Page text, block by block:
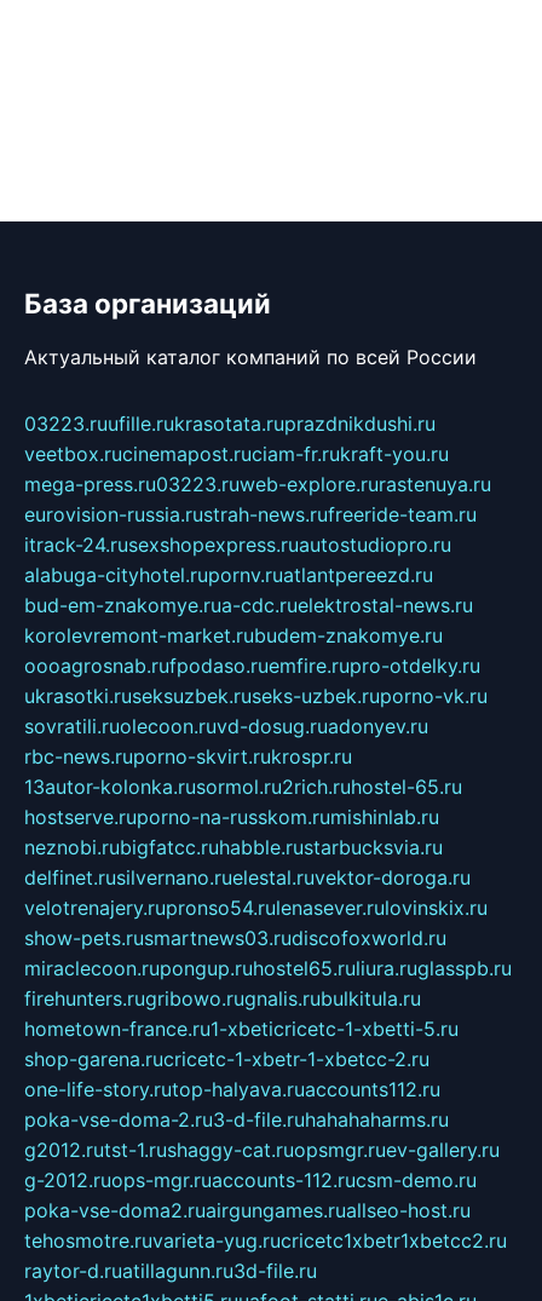
База организаций
Актуальный каталог компаний по всей России
03223.ruufille.rukrasotata.ruprazdnikdushi.ru
veetbox.rucinemapost.ruciam-fr.rukraft-you.ru
mega-press.ru03223.ruweb-explore.rurastenuya.ru
eurovision-russia.rustrah-news.rufreeride-team.ru
itrack-24.rusexshopexpress.ruautostudiopro.ru
alabuga-cityhotel.rupornv.ruatlantpereezd.ru
bud-em-znakomye.rua-cdc.ruelektrostal-news.ru
korolevremont-market.rubudem-znakomye.ru
oooagrosnab.rufpodaso.ruemfire.rupro-otdelky.ru
ukrasotki.ruseksuzbek.ruseks-uzbek.ruporno-vk.ru
sovratili.ruolecoon.ruvd-dosug.ruadonyev.ru
rbc-news.ruporno-skvirt.rukrospr.ru
13autor-kolonka.rusormol.ru2rich.ruhostel-65.ru
hostserve.ruporno-na-russkom.rumishinlab.ru
neznobi.rubigfatcc.ruhabble.rustarbucksvia.ru
delfinet.rusilvernano.ruelestal.ruvektor-doroga.ru
velotrenajery.rupronso54.rulenasever.rulovinskix.ru
show-pets.rusmartnews03.rudiscofoxworld.ru
miraclecoon.rupongup.ruhostel65.ruliura.ruglasspb.ru
firehunters.rugribowo.rugnalis.rubulkitula.ru
hometown-france.ru1-xbeticricetc-1-xbetti-5.ru
shop-garena.rucricetc-1-xbetr-1-xbetcc-2.ru
one-life-story.rutop-halyava.ruaccounts112.ru
poka-vse-doma-2.ru3-d-file.ruhahahaharms.ru
g2012.rutst-1.rushaggy-cat.ruopsmgr.ruev-gallery.ru
g-2012.ruops-mgr.ruaccounts-112.rucsm-demo.ru
poka-vse-doma2.ruairgungames.ruallseo-host.ru
tehosmotre.ruvarieta-yug.rucricetc1xbetr1xbetcc2.ru
raytor-d.ruatillagunn.ru3d-file.ru